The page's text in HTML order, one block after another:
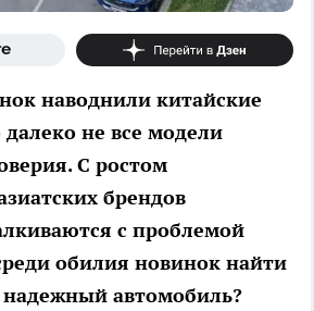
наводнили китайские
не все модели
С ростом
брендов
с проблемой
обилия новинок найти
надежный автомобиль?